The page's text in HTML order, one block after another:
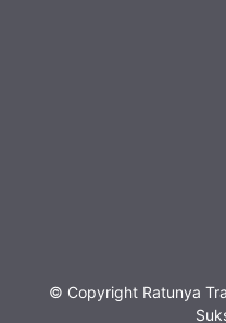
© Copyright Ratunya